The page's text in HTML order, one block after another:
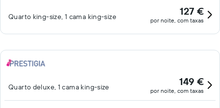
Quarto king-size, 1 cama king-size 127 €
por noite, com taxas
Quarto deluxe, 1 cama king-size 149 €
por noite, com taxas